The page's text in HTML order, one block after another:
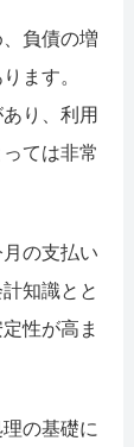
負債の増
ます。
り、利用
ては非常
の支払い
知識とと
性が高ま
の基礎に